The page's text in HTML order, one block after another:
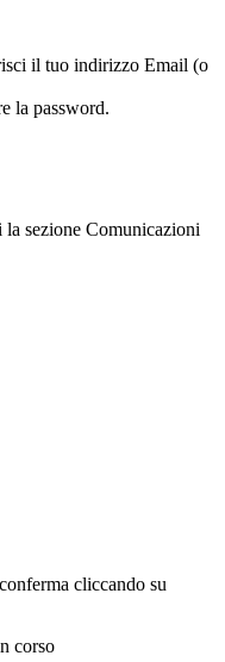
il tuo indirizzo Email (o
la password.
sezione Comunicazioni
cliccando su
corso